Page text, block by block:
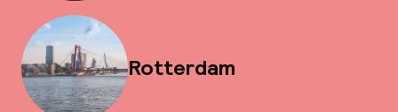
Rotterdam